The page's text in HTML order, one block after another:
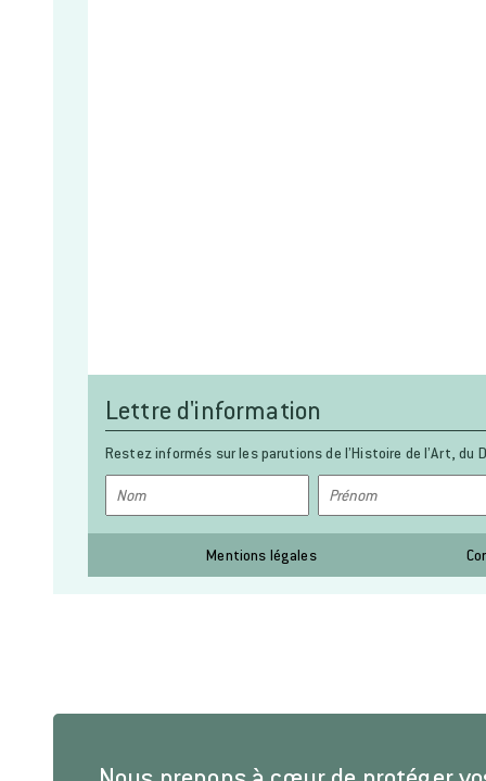
Lettre d'information
Restez informés sur les parutions de l’Histoire de l’Art, du
Mentions légales